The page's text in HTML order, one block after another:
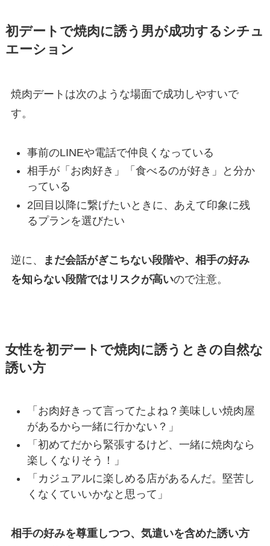
初デートで焼肉に誘う男が成功するシチュ
エーション
焼肉デートは次のような場面で成功しやすいで
す。
事前のLINEや電話で仲良くなっている
相手が「お肉好き」「食べるのが好き」と分か
っている
2回目以降に繋げたいときに、あえて印象に残
るプランを選びたい
逆に、
まだ会話がぎこちない段階や、相手の好み
を知らない段階ではリスクが高いので注意。
女性を初デートで焼肉に誘うときの自然な
誘い方
「お肉好きって言ってたよね？美味しい焼肉屋
があるから一緒に行かない？」
「初めてだから緊張するけど、一緒に焼肉なら
楽しくなりそう！」
「カジュアルに楽しめる店があるんだ。堅苦し
くなくていいかなと思って」
相手の好みを尊重しつつ、気遣いを含めた誘い方